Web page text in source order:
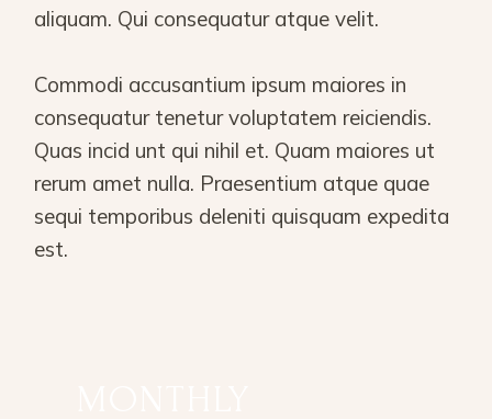
aliquam. Qui consequatur atque velit.
Commodi accusantium ipsum maiores in
consequatur tenetur voluptatem reiciendis.
Quas incid unt qui nihil et. Quam maiores ut
rerum amet nulla. Praesentium atque quae
sequi temporibus deleniti quisquam expedita
est.